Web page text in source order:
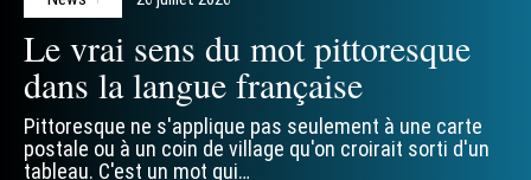
Le vrai sens du mot pittoresque
dans la langue française
Pittoresque ne s'applique pas seulement à une carte
postale ou à un coin de village qu'on croirait sorti d'un
tableau. C'est un mot qui…